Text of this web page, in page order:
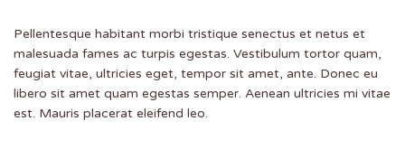
Pellentesque habitant morbi tristique senectus et netus et
malesuada fames ac turpis egestas. Vestibulum tortor quam,
feugiat vitae, ultricies eget, tempor sit amet, ante. Donec eu
libero sit amet quam egestas semper. Aenean ultricies mi vitae
est. Mauris placerat eleifend leo.